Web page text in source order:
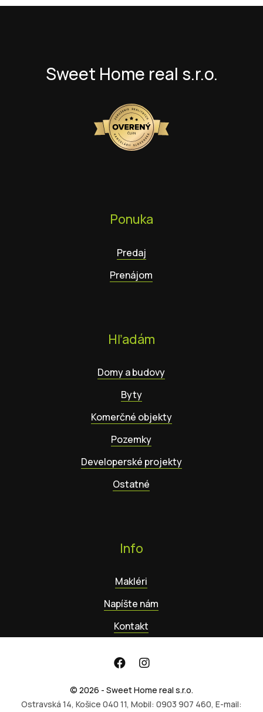
Sweet Home real s.r.o.
Ponuka
Predaj
Prenájom
Hľadám
Domy a budovy
Byty
Komerčné objekty
Pozemky
Developerské projekty
Ostatné
Info
Makléri
Napíšte nám
Kontakt
© 2026 - Sweet Home real s.r.o.
Ostravská 14, Košice 040 11, Mobil: 0903 907 460, E-mail: